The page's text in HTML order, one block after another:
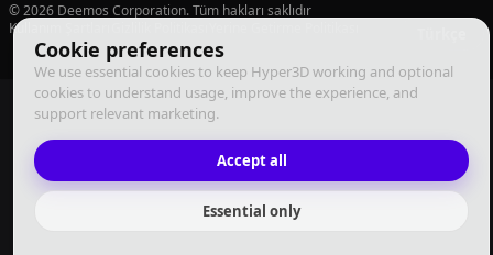
Cookie preferences
We use essential cookies to keep Hyper3D working and optional
cookies to understand usage, improve the experience, and
support relevant marketing.
Accept all
Essential only
© 2026 Deemos Corporation. Tüm hakları saklıdır
Kullanım Şartları